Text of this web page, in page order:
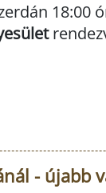
18:00
- újabb